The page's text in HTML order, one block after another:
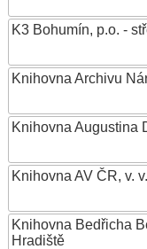
K3 Bohumín, p.o. -
Knihovna Archivu
Knihovna Augustina
Knihovna AV ČR, v.
Knihovna Bedřicha
Hradiště